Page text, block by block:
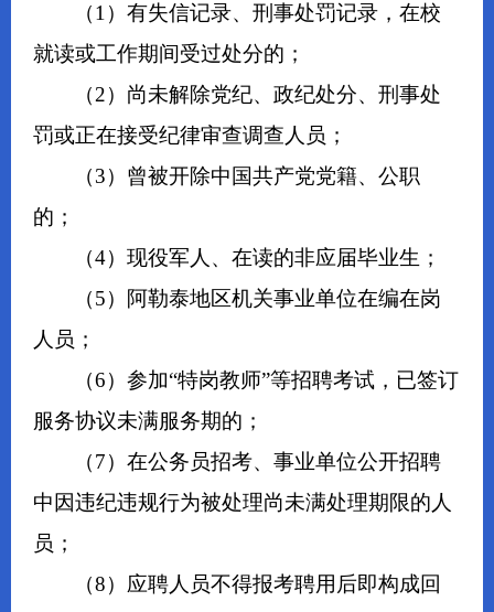
（1）有失信记录、刑事处罚记录，在校
就读或工作期间受过处分的；
（2）尚未解除党纪、政纪处分、刑事处
罚或正在接受纪律审查调查人员；
（3）曾被开除中国共产党党籍、公职
的；
（4）现役军人、在读的非应届毕业生；
（5）阿勒泰地区机关事业单位在编在岗
人员；
（6）参加“特岗教师”等招聘考试，已签订
服务协议未满服务期的；
（7）在公务员招考、事业单位公开招聘
中因违纪违规行为被处理尚未满处理期限的人
员；
（8）应聘人员不得报考聘用后即构成回